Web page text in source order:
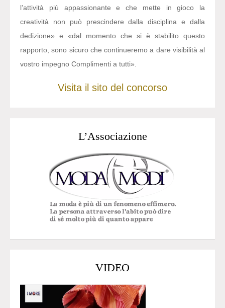
l’attività più appassionante e che mette in gioco la
creatività non può prescindere dalla disciplina e dalla
dedizione» e «dal momento che si è stabilito questo
rapporto, sono sicuro che continueremo a dare visibilità al
vostro impegno Complimenti a tutti».
Visita il sito del concorso
L’Associazione
VIDEO